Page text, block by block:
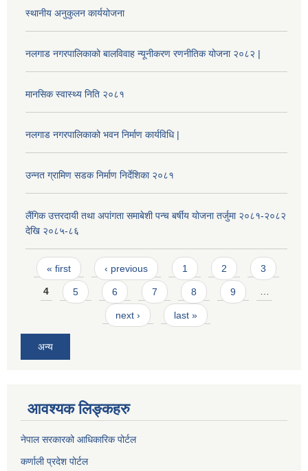
स्थानीय अनुकुलन कार्ययोजना
नलगाड नगरपालिकाको बालविवाह न्यूनीकरण रणनीतिक योजना २०८२ |
मानसिक स्वास्थ्य निति २०८१
नलगाड नगरपालिकाको भवन निर्माण कार्यविधि |
उन्नत ग्रामिण सडक निर्माण निर्देशिका २०८१
लैंगिक उत्तरदायी तथा अपांगता समाबेशी पन्च बर्षीय योजना तर्जुमा २०८१-२०८२
देखि २०८५-८६
Pages
« first ‹ previous 1 2 3
4 5 6 7 8 9 …
next › last »
अन्य
आवश्यक लिङ्कहरु
नेपाल सरकारको आधिकारिक पोर्टल
कर्णाली प्रदेश पोर्टल